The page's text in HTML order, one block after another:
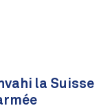
la Suisse